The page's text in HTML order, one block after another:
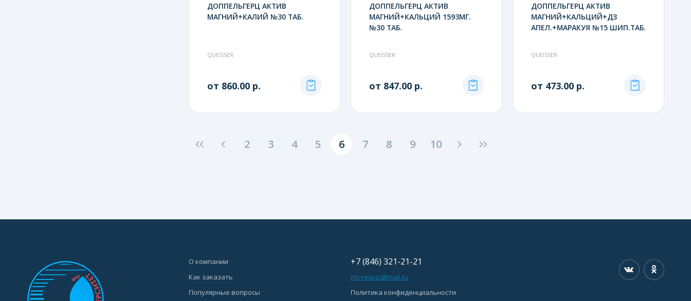
ДОППЕЛЬГЕРЦ АКТИВ
МАГНИЙ+КАЛИЙ №30 ТАБ.
QUEISSER
от 860.00 р.
ДОППЕЛЬГЕРЦ АКТИВ
МАГНИЙ+КАЛЬЦИЙ 1593МГ.
№30 ТАБ.
QUEISSER
от 847.00 р.
ДОППЕЛЬГЕРЦ АКТИВ
МАГНИЙ+КАЛЬЦИЙ+ДЗ
АПЕЛ.+МАРАКУЯ №15 ШИП.ТАБ.
QUEISSER
от 473.00 р.
2 3 4 5 6 7 8 9 10
О компании
Как заказать
Популярные вопросы
+7 (846) 321-21-21
mc-reaviz@mail.ru
Политика конфиденциальности